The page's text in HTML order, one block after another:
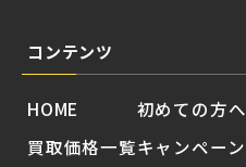
コンテンツ
HOME
買取価格一覧
初めての方へ
キャンペーン